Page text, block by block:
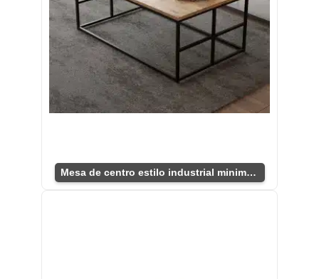
Mesa de centro estilo industrial minimalista